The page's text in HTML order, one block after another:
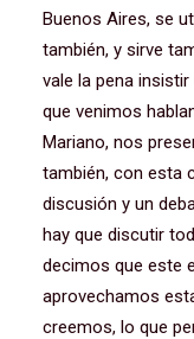
Buenos Aires, se
también, y sirve
vale la pena
que venimos
Mariano, nos
también, con esta
discusión y un
hay que discutir
decimos que este
aprovechamos
creemos, lo que